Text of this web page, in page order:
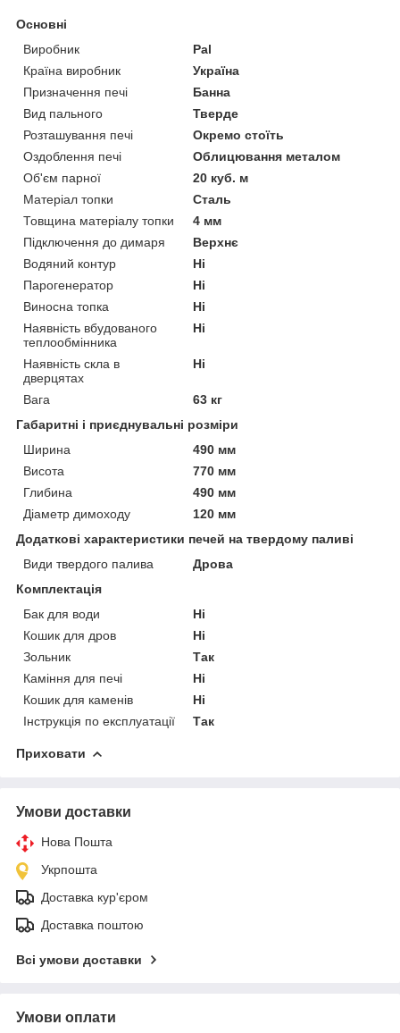
Основні
Виробник
Pal
Країна виробник
Україна
Призначення печі
Банна
Вид пального
Тверде
Розташування печі
Окремо стоїть
Оздоблення печі
Облицювання металом
Об'єм парної
20 куб. м
Матеріал топки
Сталь
Товщина матеріалу топки
4 мм
Підключення до димаря
Верхнє
Водяний контур
Ні
Парогенератор
Ні
Виносна топка
Ні
Наявність вбудованого
теплообмінника
Ні
Наявність скла в
дверцятах
Ні
Вага
63 кг
Габаритні і приєднувальні розміри
Ширина
490 мм
Висота
770 мм
Глибина
490 мм
Діаметр димоходу
120 мм
Додаткові характеристики печей на твердому паливі
Види твердого палива
Дрова
Комплектація
Бак для води
Ні
Кошик для дров
Ні
Зольник
Так
Каміння для печі
Ні
Кошик для каменів
Ні
Інструкція по експлуатації
Так
Приховати
Умови доставки
Нова Пошта
Укрпошта
Доставка кур'єром
Доставка поштою
Всі умови доставки
Умови оплати